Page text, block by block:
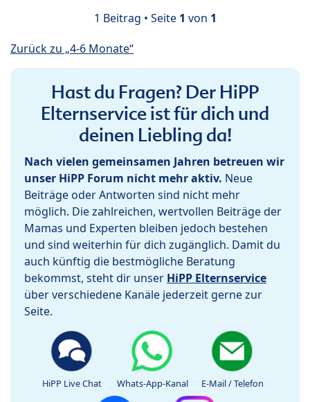
1 Beitrag • Seite 1 von 1
Zurück zu „4-6 Monate“
Hast du Fragen? Der HiPP
Elternservice ist für dich und
deinen Liebling da!
Nach vielen gemeinsamen Jahren betreuen wir
unser HiPP Forum nicht mehr aktiv. Neue
Beiträge oder Antworten sind nicht mehr
möglich. Die zahlreichen, wertvollen Beiträge der
Mamas und Experten bleiben jedoch bestehen
und sind weiterhin für dich zugänglich. Damit du
auch künftig die bestmögliche Beratung
bekommst, steht dir unser HiPP Elternservice
über verschiedene Kanäle jederzeit gerne zur
Seite.
HiPP Live Chat Whats-App-Kanal E-Mail / Telefon